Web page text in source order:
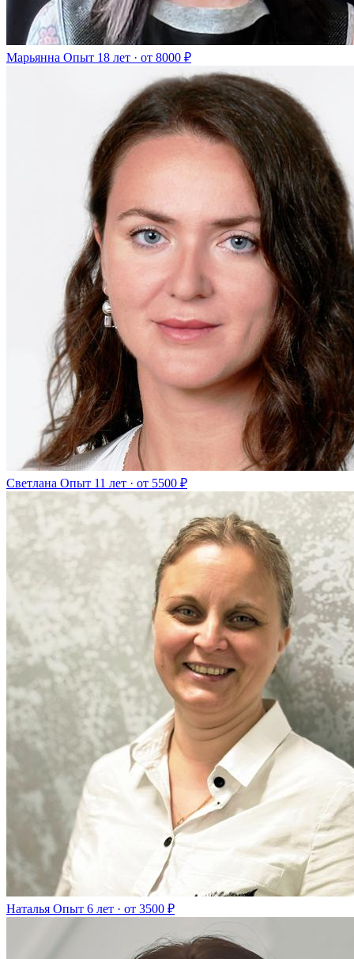
Марьянна Опыт 18 лет · от 8000 ₽
Светлана Опыт 11 лет · от 5500 ₽
Наталья Опыт 6 лет · от 3500 ₽